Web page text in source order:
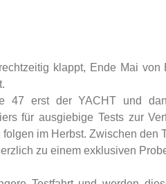
klappt, Ende Mai von
47 erst der YACHT und
für ausgiebige Tests zur
im Herbst. Zwischen den
zu einem exklusiven